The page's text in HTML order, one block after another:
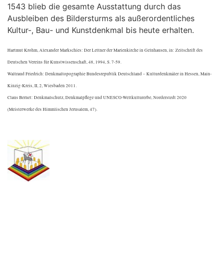
1543 blieb die gesamte Ausstattung durch das
Ausbleiben des Bildersturms als außerordentliches
Kultur-, Bau- und Kunstdenkmal bis heute erhalten.
Hartmut Krohm, Alexander Markschies: Der Lettner der Marienkirche in Gelnhausen, in: Zeitschrift des
Deutschen Vereins für Kunstwissenschaft, 48, 1994, S. 7-59.
Waltraud Friedrich: Denkmaltopographie Bundesrepublik Deutschland – Kulturdenkmäler in Hessen, Main-
Kinzig-Kreis, II, 2, Wiesbaden 2011.
Claus Bernet: Denkmalschutz, Denkmalpflege und UNESCO-Weltkulturerbe, Norderstedt 2020
(Meisterwerke des Himmlischen Jerusalem, 47).